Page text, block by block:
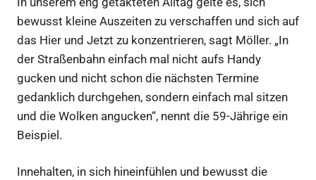
bewusst kleine Auszeiten zu verschaffen und sich auf
das Hier und Jetzt zu konzentrieren, sagt Möller. „In
der Straßenbahn einfach mal nicht aufs Handy
gucken und nicht schon die nächsten Termine
gedanklich durchgehen, sondern einfach mal sitzen
und die Wolken angucken“, nennt die 59-Jährige ein
Beispiel.
Innehalten, in sich hineinfühlen und bewusst die